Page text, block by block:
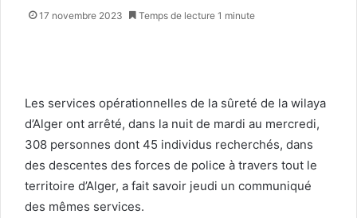
17 novembre 2023 Temps de lecture 1 minute
Les services opérationnelles de la sûreté de la wilaya
d’Alger ont arrêté, dans la nuit de mardi au mercredi,
308 personnes dont 45 individus recherchés, dans
des descentes des forces de police à travers tout le
territoire d’Alger, a fait savoir jeudi un communiqué
des mêmes services.